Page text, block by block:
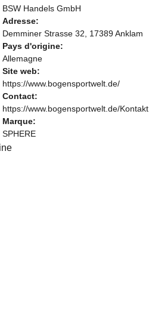
BSW Handels GmbH
Adresse:
Demminer Strasse 32, 17389 Anklam
Pays d'origine:
Allemagne
Site web:
https://www.bogensportwelt.de/
Contact:
https://www.bogensportwelt.de/Kontakt
Marque:
SPHERE